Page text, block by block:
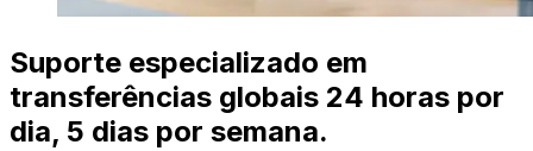
Suporte especializado em
transferências globais 24 horas por
dia, 5 dias por semana.